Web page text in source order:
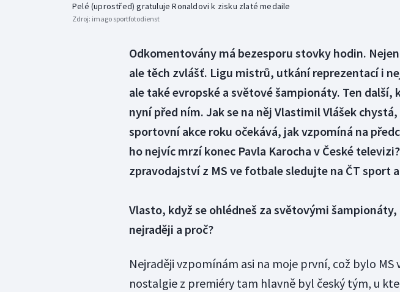
Pelé (uprostřed) gratuluje Ronaldovi k zisku zlaté medaile
Zdroj: imago sportfotodienst
Odkomentovány má bezesporu stovky hodin.
ale těch zvlášť. Ligu mistrů, utkání reprezentací i
ale také evropské a světové šampionáty. Ten další,
nyní před ním. Jak se na něj Vlastimil Vlášek
sportovní akce roku očekává, jak vzpomíná na
ho nejvíc mrzí konec Pavla Karocha v České
zpravodajství z MS ve fotbale sledujte na ČT sport
Vlasto, když se ohlédneš za světovými šampionáty,
nejraději a proč?
Nejraději vzpomínám asi na moje první, což bylo MS
nostalgie z premiéry tam hlavně byl český tým, u